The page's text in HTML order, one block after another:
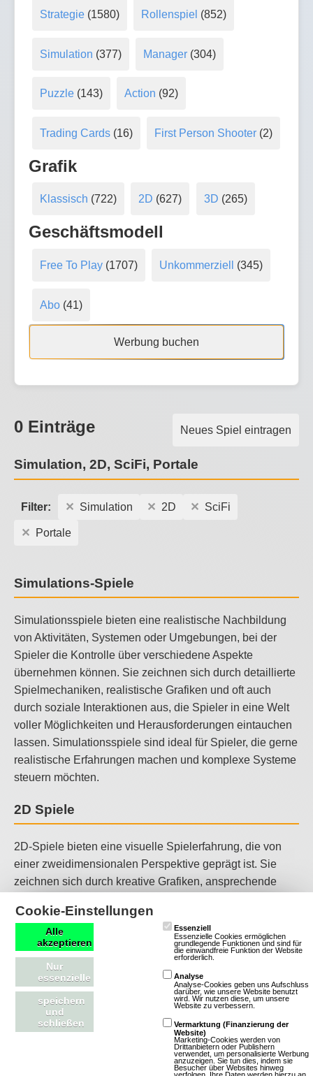
Strategie(1580) Rollenspiel (852)
Simulation (377) Manager (304)
Puzzle(143) Action (92)
Trading Cards(16) First Person Shooter (2)
Grafik
Klassisch (722) 2D (627) 3D (265)
Geschäftsmodell
Free To Play(1707) Unkommerziell (345)
Abo(41)
Werbung buchen
Neues Spiel eintragen
0 Einträge
Simulation, 2D, SciFi, Portale
Filter: Simulation 2D SciFi
Portale
Simulations-Spiele
Simulationsspiele bieten eine realistische Nachbildung
von Aktivitäten, Systemen oder Umgebungen, bei der
Spieler die Kontrolle über verschiedene Aspekte
übernehmen können. Sie zeichnen sich durch detaillierte
Spielmechaniken, realistische Grafiken und oft auch
durch soziale Interaktionen aus, die Spieler in eine Welt
voller Möglichkeiten und Herausforderungen eintauchen
lassen. Simulationsspiele sind ideal für Spieler, die gerne
realistische Erfahrungen machen und komplexe Systeme
steuern möchten.
2D Spiele
2D-Spiele bieten eine visuelle Spielerfahrung, die von
einer zweidimensionalen Perspektive geprägt ist. Sie
zeichnen sich durch kreative Grafiken, ansprechende
Interaktionen aus, die Spieler in eine Welt voller
Möglichkeiten und Herausforderungen eintauchen
lassen. 2D-Spiele sind ideal für Spieler, die eine kreative
und entspannte Spielerfahrung suchen und sich in einer
Welt voller Fantasie und Möglichkeiten verlieren
möchten.
SciFi-Spiele
SciFi-Spiele versetzen Spieler in futuristische Welten, die
Cookie-Einstellungen
Alle
akzeptieren
Nur
essenzielle
speichern
und
schließen
Essenziell
Essenzielle Cookies ermöglichen
grundlegende Funktionen und sind für
die einwandfreie Funktion der Website
erforderlich.
Analyse
Analyse-Cookies geben uns Aufschluss
darüber, wie unsere Website benutzt
wird. Wir nutzen diese, um unsere
Website zu verbessern.
Vermarktung (Finanzierung der
Website)
Marketing-Cookies werden von
Drittanbietern oder Publishern
verwendet, um personalisierte Werbung
anzuzeigen. Sie tun dies, indem sie
Besucher über Websites hinweg